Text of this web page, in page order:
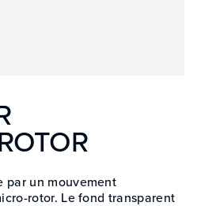
par un mouvement
rotor. Le fond transparent